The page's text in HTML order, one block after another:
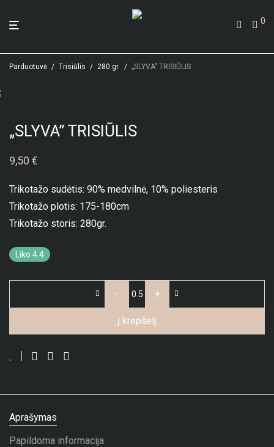
0
Parduotuvė / Trisiūlis / 280 gr. / „SLYVA” TRISIŪLIS
„SLYVA” TRISIŪLIS
9,50 €
Trikotažo sudėtis: 90% medvilnė, 10% poliesteris
Trikotažo plotis: 175-180cm
Trikotažo storis: 280gr.
Liko 4.4
- +
Į krepšelį
Aprašymas
Papildoma informacija